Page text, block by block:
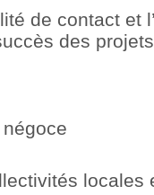
de contact et
des
locales